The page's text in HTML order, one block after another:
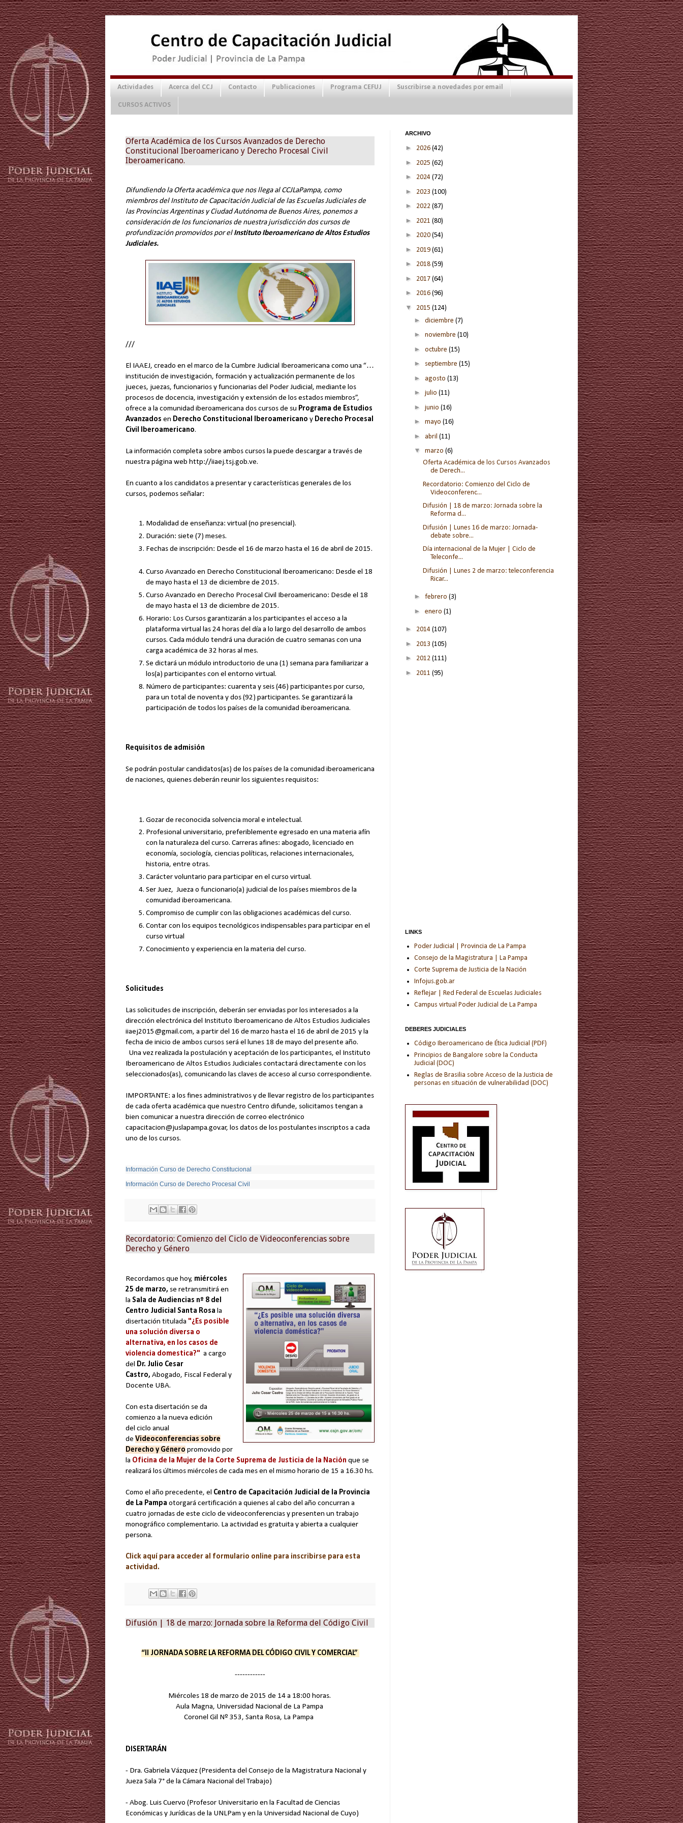
Actividades Acerca del CCJ Contacto Publicaciones Programa CEFUJ Suscribirse a novedades por email
CURSOS ACTIVOS
Oferta Académica de los Cursos Avanzados de Derecho
Constitucional Iberoamericano y Derecho Procesal Civil
Iberoamericano.
Difundiendo la Oferta académica que nos llega al CCJLaPampa, como
miembros del Instituto de Capacitación Judicial de las Escuelas Judiciales de
las Provincias Argentinas y Ciudad Autónoma de Buenos Aires, ponemos a
consideración de los funcionarios de nuestra jurisdicción dos cursos de
profundización promovidos por elInstituto Iberoamericano de Altos Estudios
Judiciales.
///
El IAAEJ, creado en el marco de la Cumbre Judicial Iberoamericana como una “…
institución de investigación, formación y actualización permanente de los
jueces, juezas, funcionarios y funcionarias del Poder Judicial, mediante los
procesos de docencia, investigación y extensión de los estados miembros”,
ofrece a la comunidad iberoamericana dos cursos de su Programa de Estudios
Avanzados en Derecho Constitucional Iberoamericano y Derecho Procesal
Civil Iberoamericano.
La información completa sobre ambos cursos la puede descargar a través de
nuestra página web http://iiaej.tsj.gob.ve.
En cuanto a los candidatos a presentar y características generales de los
cursos, podemos señalar:
Modalidad de enseñanza: virtual (no presencial).
Duración: siete (7) meses.
Fechas de inscripción: Desde el 16 de marzo hasta el 16 de abril de 2015.
Curso Avanzado en Derecho Constitucional Iberoamericano: Desde el 18
de mayo hasta el 13 de diciembre de 2015.
Curso Avanzado en Derecho Procesal Civil Iberoamericano: Desde el 18
de mayo hasta el 13 de diciembre de 2015.
Horario: Los Cursos garantizarán a los participantes el acceso a la
plataforma virtual las 24 horas del día a lo largo del desarrollo de ambos
cursos. Cada módulo tendrá una duración de cuatro semanas con una
carga académica de 32 horas al mes.
Se dictará un módulo introductorio de una (1) semana para familiarizar a
los(a) participantes con el entorno virtual.
Número de participantes: cuarenta y seis (46) participantes por curso,
para un total de noventa y dos (92) participantes. Se garantizará la
participación de todos los países de la comunidad iberoamericana.
Requisitos de admisión
Se podrán postular candidatos(as) de los países de la comunidad iberoamericana
de naciones, quienes deberán reunir los siguientes requisitos:
Gozar de reconocida solvencia moral e intelectual.
Profesional universitario, preferiblemente egresado en una materia afín
con la naturaleza del curso. Carreras afines: abogado, licenciado en
economía, sociología, ciencias políticas, relaciones internacionales,
historia, entre otras.
Carácter voluntario para participar en el curso virtual.
Ser Juez, Jueza o funcionario(a) judicial de los países miembros de la
comunidad iberoamericana.
Compromiso de cumplir con las obligaciones académicas del curso.
Contar con los equipos tecnológicos indispensables para participar en el
curso virtual
Conocimiento y experiencia en la materia del curso.
Solicitudes
Las solicitudes de inscripción, deberán ser enviadas por los interesados a la
dirección electrónica del Instituto Iberoamericano de Altos Estudios Judiciales
iiaej2015@gmail.com, a partir del 16 de marzo hasta el 16 de abril de 2015 y la
fecha de inicio de ambos cursos será el lunes 18 de mayo del presente año.
Una vez realizada la postulación y aceptación de los participantes, el Instituto
Iberoamericano de Altos Estudios Judiciales contactará directamente con los
seleccionados(as), comunicando las claves de acceso al curso correspondiente.
IMPORTANTE: a los fines administrativos y de llevar registro de los participantes
de cada oferta académica que nuestro Centro difunde, solicitamos tengan a
bien comunicar a nuestra dirección de correo electrónico
capacitacion@juslapampa.gov.ar, los datos de los postulantes inscriptos a cada
uno de los cursos.
Información Curso de Derecho Constitucional
Información Curso de Derecho Procesal Civil
Recordatorio: Comienzo del Ciclo de Videoconferencias sobre
Derecho y Género
Recordamos que hoy, miércoles
25 de marzo, se retransmitirá en
la Sala de Audiencias nº 8 del
Centro Judicial Santa Rosa la
disertación titulada "¿Es posible
una solución diversa o
alternativa, en los casos de
violencia domestica?" a cargo
del Dr. Julio Cesar
Castro, Abogado, Fiscal Federal y
Docente UBA.
Con esta disertación se da
comienzo a la nueva edición
del ciclo anual
de Videoconferencias sobre
Derecho y Género promovido por
la Oficina de la Mujer de la Corte Suprema de Justicia de la Nación que se
realizará los últimos miércoles de cada mes en el mismo horario de 15 a 16.30 hs.
Como el año precedente, el Centro de Capacitación Judicial de la Provincia
de La Pampa otorgará certificación a quienes al cabo del año concurran a
cuatro jornadas de este ciclo de videoconferencias y presenten un trabajo
monográfico complementario. La actividad es gratuita y abierta a cualquier
persona.
Click aquí para acceder al formulario online para inscribirse para esta
actividad.
Difusión | 18 de marzo: Jornada sobre la Reforma del Código Civil
“II JORNADA SOBRE LA REFORMA DEL CÓDIGO CIVIL Y COMERCIAL”
------------
Miércoles 18 de marzo de 2015 de 14 a 18:00 horas.
Aula Magna, Universidad Nacional de La Pampa
Coronel Gil Nº 353, Santa Rosa, La Pampa
DISERTARÁN
- Dra. Gabriela Vázquez (Presidenta del Consejo de la Magistratura Nacional y
Jueza Sala 7° de la Cámara Nacional del Trabajo)
- Abog. Luis Cuervo (Profesor Universitario en la Facultad de Ciencias
Económicas y Jurídicas de la UNLPam y en la Universidad Nacional de Cuyo)
ARCHIVO
► 2026 (42)
► 2025 (62)
► 2024 (72)
► 2023 (100)
► 2022 (87)
► 2021 (80)
► 2020 (54)
► 2019 (61)
► 2018 (59)
► 2017 (64)
► 2016 (96)
▼ 2015 (124)
► diciembre (7)
► noviembre (10)
► octubre (15)
► septiembre (15)
► agosto (13)
► julio (11)
► junio (16)
► mayo (16)
► abril (11)
▼ marzo (6)
Oferta Académica de los Cursos Avanzados
de Derech...
Recordatorio: Comienzo del Ciclo de
Videoconferenc...
Difusión | 18 de marzo: Jornada sobre la
Reforma d...
Difusión | Lunes 16 de marzo: Jornada-
debate sobre...
Día internacional de la Mujer | Ciclo de
Teleconfe...
Difusión | Lunes 2 de marzo: teleconferencia
Ricar...
► febrero (3)
► enero (1)
► 2014 (107)
► 2013 (105)
► 2012 (111)
► 2011 (95)
LINKS
Poder Judicial | Provincia de La Pampa
Consejo de la Magistratura | La Pampa
Corte Suprema de Justicia de la Nación
Infojus.gob.ar
Reflejar | Red Federal de Escuelas Judiciales
Campus virtual Poder Judicial de La Pampa
DEBERES JUDICIALES
Código Iberoamericano de Ética Judicial (PDF)
Principios de Bangalore sobre la Conducta
Judicial (DOC)
Reglas de Brasilia sobre Acceso de la Justicia de
personas en situación de vulnerabilidad (DOC)